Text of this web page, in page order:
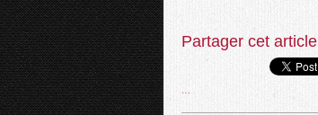
Partager cet article
…